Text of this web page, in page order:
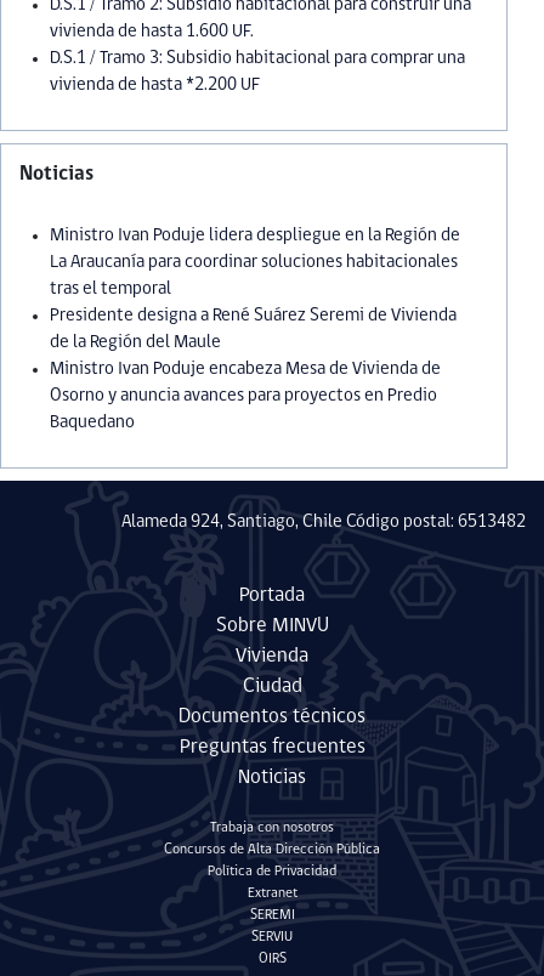
D.S.1 / Tramo 2: Subsidio habitacional para construir una
vivienda de hasta 1.600 UF.
D.S.1 / Tramo 3: Subsidio habitacional para comprar una
vivienda de hasta *2.200 UF
Noticias
Ministro Ivan Poduje lidera despliegue en la Región de
La Araucanía para coordinar soluciones habitacionales
tras el temporal
Presidente designa a René Suárez Seremi de Vivienda
de la Región del Maule
Ministro Ivan Poduje encabeza Mesa de Vivienda de
Osorno y anuncia avances para proyectos en Predio
Baquedano
Alameda 924, Santiago, Chile Código postal: 6513482
Portada
Sobre MINVU
Vivienda
Ciudad
Documentos técnicos
Preguntas frecuentes
Noticias
Trabaja con nosotros
Concursos de Alta Dirección Pública
Política de Privacidad
Extranet
SEREMI
SERVIU
OIRS